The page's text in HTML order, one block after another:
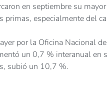
en septiembre su
primas, especialmente del
por la Oficina Nacional
un 0,7 % interanual en
subió un 10,7 %.